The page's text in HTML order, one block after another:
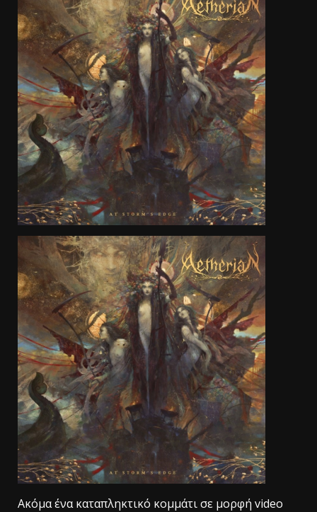
Aκόμα ένα καταπληκτικό κομμάτι σε μορφή video